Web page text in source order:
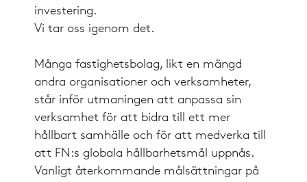
investering.
Vi tar oss igenom det.
Många fastighetsbolag, likt en mängd
andra organisationer och verksamheter,
står inför utmaningen att anpassa sin
verksamhet för att bidra till ett mer
hållbart samhälle och för att medverka till
att FN:s globala hållbarhetsmål uppnås.
Vanligt återkommande målsättningar på